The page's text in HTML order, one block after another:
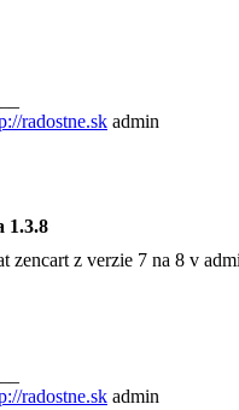
radostne.sk admin
1.3.8
zencart z verzie 7 na 8 v
radostne.sk admin